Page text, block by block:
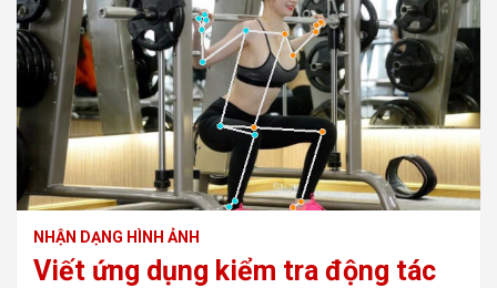
NHẬN DẠNG HÌNH ẢNH
Viết ứng dụng kiểm tra động tác